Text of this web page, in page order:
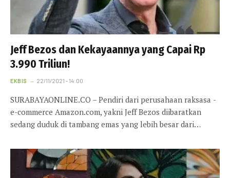
Jeff Bezos dan Kekayaannya yang Capai Rp
3.990 Triliun!
EKBIS 22/11/2021 - 14:00
SURABAYAONLINE.CO – Pendiri dari perusahaan raksasa ­
e-commerce Amazon.com, yakni Jeff Bezos diibaratkan
sedang duduk di tambang emas yang lebih besar dari…